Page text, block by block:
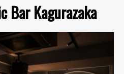
Bar Kagurazaka